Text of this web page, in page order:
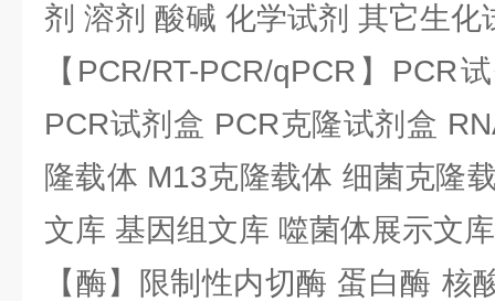
剂 溶剂 酸碱 化学试剂 其它生化
【PCR/RT-PCR/qPCR】PCR
PCR试剂盒 PCR克隆试剂盒
隆载体 M13克隆载体 细菌克隆
文库 基因组文库 噬菌体展示文库
【酶】限制性内切酶 蛋白酶 核